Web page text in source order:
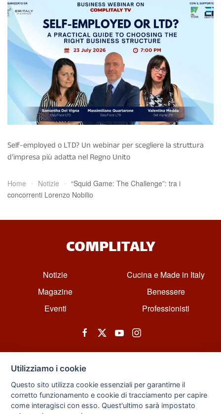
Self-employed o LTD? Un webinar per scegliere la struttura
d’impresa più adatta nel Regno Unito
Home Notizie
“Squid Game: The Challenge”: tra i
concorrenti Lorenzo Nobilio
COMPLITALY
Notizie
Magazine
Eventi
Cucina e Made in Italy
Benessere
Professionisti
© All rights reserved. Powered by Zarix Solution LTD, Forest House
Business Centre, 8 Gainsborough Road, London, England, E11 1HT.
Utilizziamo i cookie
Questo sito utilizza cookie essenziali per garantirne il
corretto funzionamento e cookie di tracciamento per capire
come interagisci con esso. Quest'ultimo sarà impostato